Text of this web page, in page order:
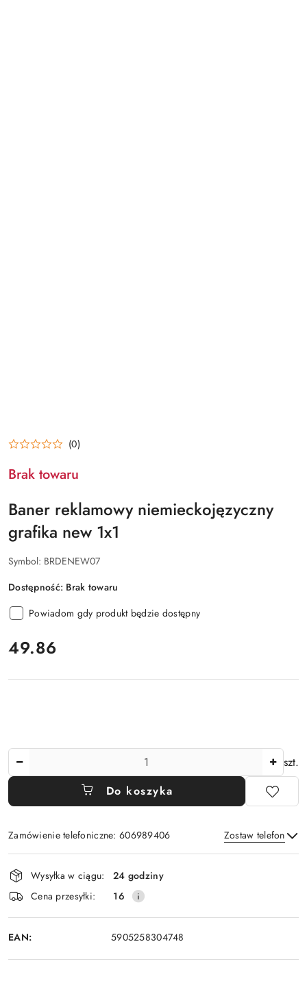
(0)
Brak towaru
Baner reklamowy niemieckojęzyczny
grafika new 1x1
Symbol: BRDENEW07
Dostępność: Brak towaru
Powiadom gdy produkt będzie dostępny
cena:
49.86
szt.
Do koszyka
Zamówienie telefoniczne: 606989406 Zostaw telefon
Wyślij
Dostępność
i
dostawa
Wysyłka w ciągu:
24 godziny
Cena przesyłki:
16
EAN: 5905258304748